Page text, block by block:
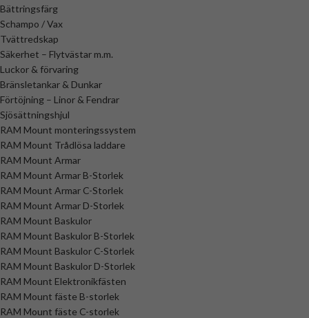
Bättringsfärg
Schampo / Vax
Tvättredskap
Säkerhet – Flytvästar m.m.
Luckor & förvaring
Bränsletankar & Dunkar
Förtöjning – Linor & Fendrar
Sjösättningshjul
RAM Mount monteringssystem
RAM Mount Trådlösa laddare
RAM Mount Armar
RAM Mount Armar B-Storlek
RAM Mount Armar C-Storlek
RAM Mount Armar D-Storlek
RAM Mount Baskulor
RAM Mount Baskulor B-Storlek
RAM Mount Baskulor C-Storlek
RAM Mount Baskulor D-Storlek
RAM Mount Elektronikfästen
RAM Mount fäste B-storlek
RAM Mount fäste C-storlek